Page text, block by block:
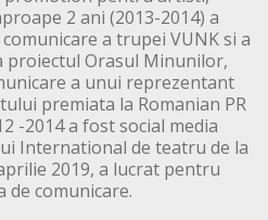
2 ani (2013-2014) a
a trupei VUNK si a
proiectul Orasul Minunilor,
a unui reprezentant
premiata la Romanian PR
-2014 a fost social media
International de teatru de la
2019, a lucrat pentru
de comunicare.